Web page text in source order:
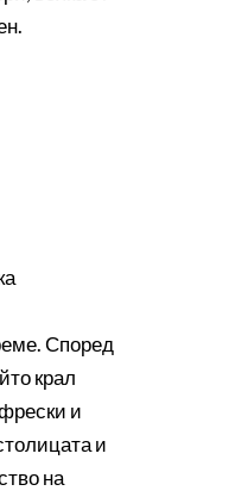
Според
крал
и
и
на